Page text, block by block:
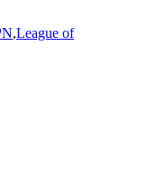
,League of